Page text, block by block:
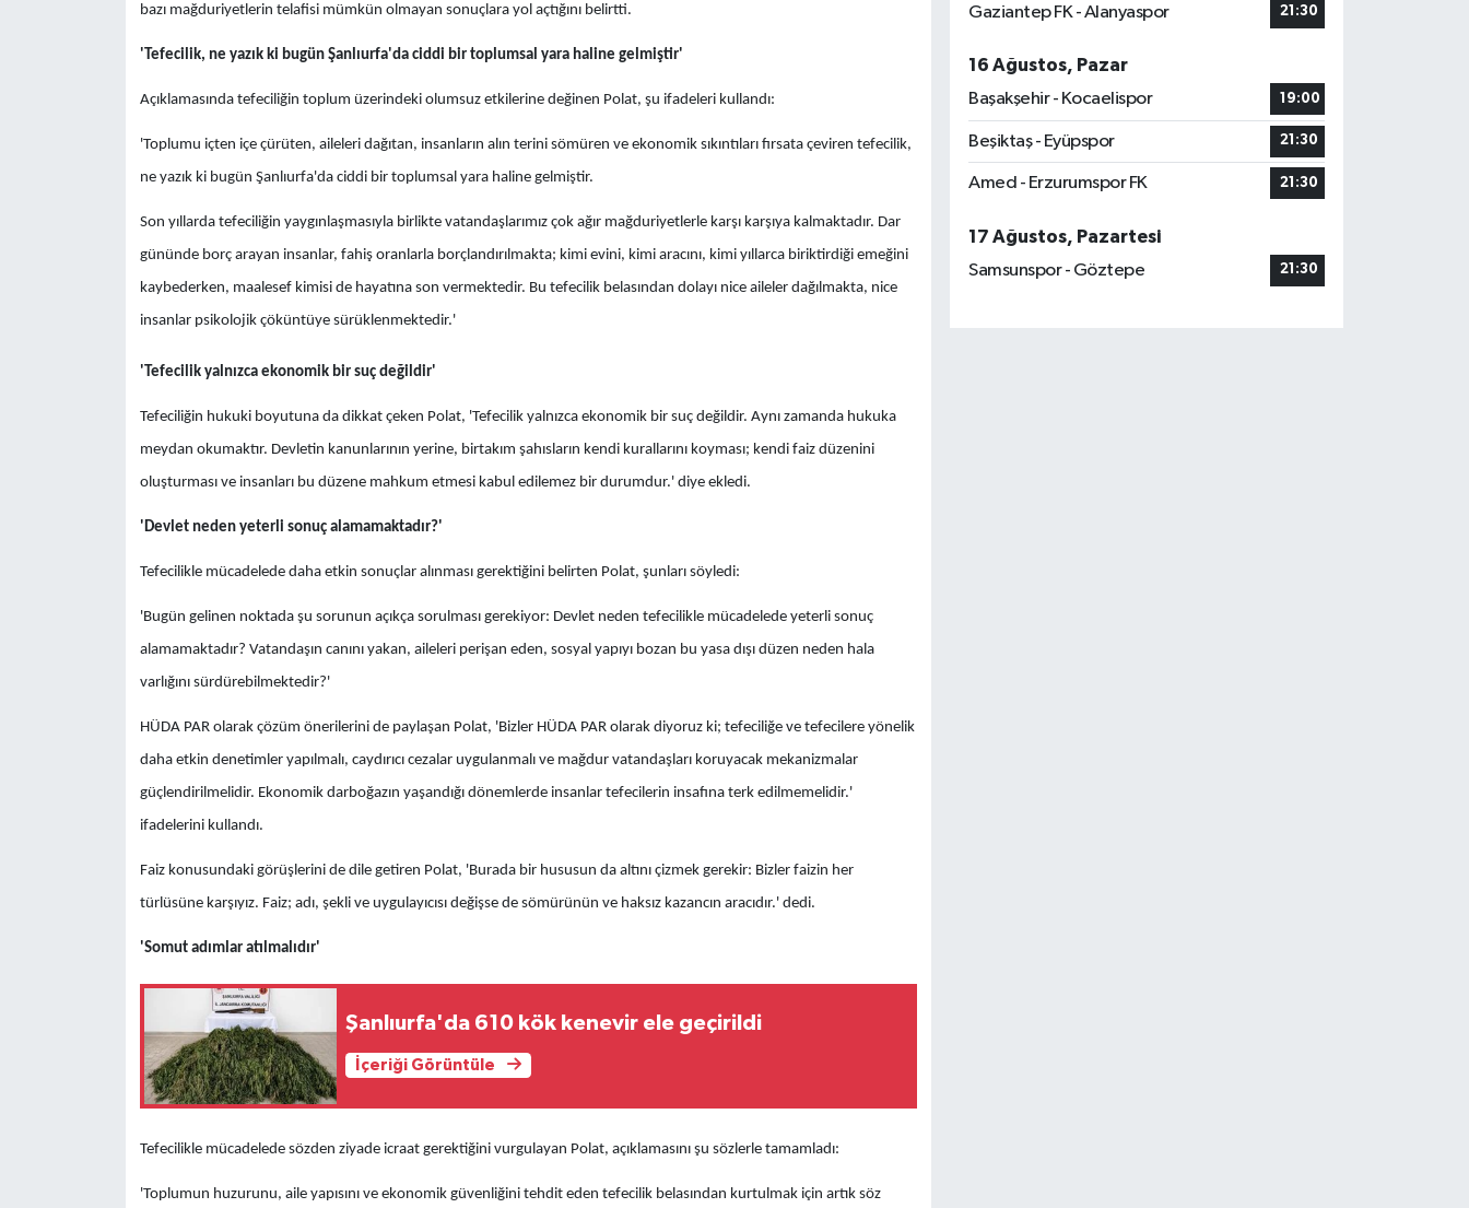
bazı mağduriyetlerin telafisi mümkün olmayan sonuçlara yol açtığını belirtti.
'Tefecilik, ne yazık ki bugün Şanlıurfa'da ciddi bir toplumsal yara haline gelmiştir'
Açıklamasında tefeciliğin toplum üzerindeki olumsuz etkilerine değinen Polat, şu ifadeleri kullandı:
'Toplumu içten içe çürüten, aileleri dağıtan, insanların alın terini sömüren ve ekonomik sıkıntıları fırsata çeviren tefecilik,
ne yazık ki bugün Şanlıurfa'da ciddi bir toplumsal yara haline gelmiştir.
Son yıllarda tefeciliğin yaygınlaşmasıyla birlikte vatandaşlarımız çok ağır mağduriyetlerle karşı karşıya kalmaktadır. Dar
gününde borç arayan insanlar, fahiş oranlarla borçlandırılmakta; kimi evini, kimi aracını, kimi yıllarca biriktirdiği emeğini
kaybederken, maalesef kimisi de hayatına son vermektedir. Bu tefecilik belasından dolayı nice aileler dağılmakta, nice
insanlar psikolojik çöküntüye sürüklenmektedir.'
'Tefecilik yalnızca ekonomik bir suç değildir'
Tefeciliğin hukuki boyutuna da dikkat çeken Polat, 'Tefecilik yalnızca ekonomik bir suç değildir. Aynı zamanda hukuka
meydan okumaktır. Devletin kanunlarının yerine, birtakım şahısların kendi kurallarını koyması; kendi faiz düzenini
oluşturması ve insanları bu düzene mahkum etmesi kabul edilemez bir durumdur.' diye ekledi.
'Devlet neden yeterli sonuç alamamaktadır?'
Tefecilikle mücadelede daha etkin sonuçlar alınması gerektiğini belirten Polat, şunları söyledi:
'Bugün gelinen noktada şu sorunun açıkça sorulması gerekiyor: Devlet neden tefecilikle mücadelede yeterli sonuç
alamamaktadır? Vatandaşın canını yakan, aileleri perişan eden, sosyal yapıyı bozan bu yasa dışı düzen neden hala
varlığını sürdürebilmektedir?'
HÜDA PAR olarak çözüm önerilerini de paylaşan Polat, 'Bizler HÜDA PAR olarak diyoruz ki; tefeciliğe ve tefecilere yönelik
daha etkin denetimler yapılmalı, caydırıcı cezalar uygulanmalı ve mağdur vatandaşları koruyacak mekanizmalar
güçlendirilmelidir. Ekonomik darboğazın yaşandığı dönemlerde insanlar tefecilerin insafına terk edilmemelidir.'
ifadelerini kullandı.
Faiz konusundaki görüşlerini de dile getiren Polat, 'Burada bir hususun da altını çizmek gerekir: Bizler faizin her
türlüsüne karşıyız. Faiz; adı, şekli ve uygulayıcısı değişse de sömürünün ve haksız kazancın aracıdır.' dedi.
'Somut adımlar atılmalıdır'
Şanlıurfa'da 610 kök kenevir ele geçirildi
İçeriği Görüntüle
Tefecilikle mücadelede sözden ziyade icraat gerektiğini vurgulayan Polat, açıklamasını şu sözlerle tamamladı:
'Toplumun huzurunu, aile yapısını ve ekonomik güvenliğini tehdit eden tefecilik belasından kurtulmak için artık söz
Gaziantep FK - Alanyaspor 21:30
16 Ağustos, Pazar
Başakşehir - Kocaelispor
19:00
Beşiktaş - Eyüpspor 21:30
Amed - Erzurumspor FK 21:30
17 Ağustos, Pazartesi
Samsunspor - Göztepe
21:30